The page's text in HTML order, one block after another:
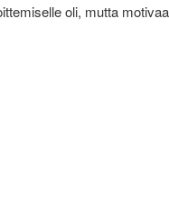
oli, mutta